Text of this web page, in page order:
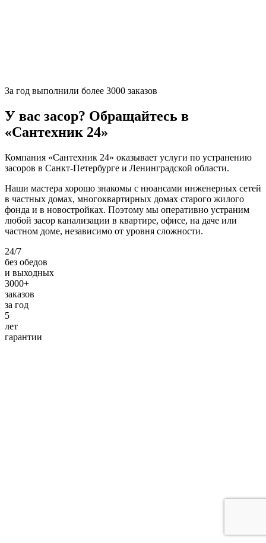
За год выполнили более 3000 заказов
У вас засор? Обращайтесь в
«Сантехник 24»
Компания «Сантехник 24» оказывает услуги по устранению
засоров в Санкт-Петербурге и Ленинградской области.
Наши мастера хорошо знакомы с нюансами инженерных сетей
в частных домах, многоквартирных домах старого жилого
фонда и в новостройках. Поэтому мы оперативно устраним
любой засор канализации в квартире, офисе, на даче или
частном доме, независимо от уровня сложности.
24/7
без обедов
и выходных
3000+
заказов
за год
5
лет
гарантии